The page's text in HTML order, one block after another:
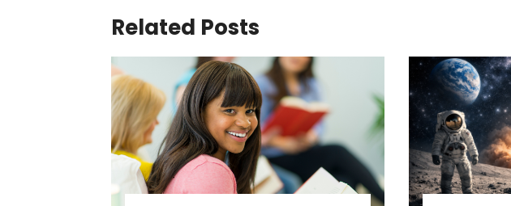
Related Posts